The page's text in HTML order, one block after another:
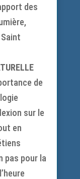
des
de
sur le
en
pas pour la